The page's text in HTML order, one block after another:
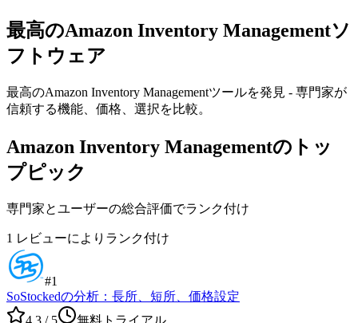
最高のAmazon Inventory Managementソ
フトウェア
最高のAmazon Inventory Managementツールを発見 - 専門家が
信頼する機能、価格、選択を比較。
Amazon Inventory Managementのトッ
プピック
専門家とユーザーの総合評価でランク付け
1 レビューによりランク付け
#1
SoStockedの分析：長所、短所、価格設定
4.3 / 5
無料トライアル